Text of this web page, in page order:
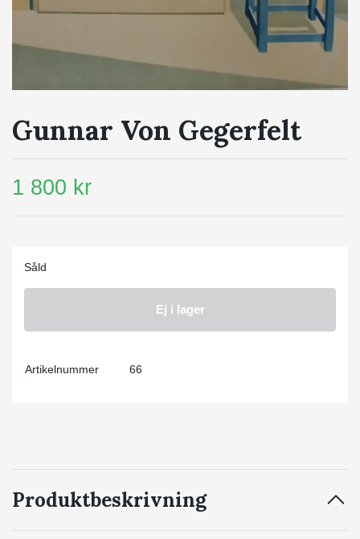
Gunnar Von Gegerfelt
1 800 kr
Såld
Ej i lager
Artikelnummer 66
Produktbeskrivning